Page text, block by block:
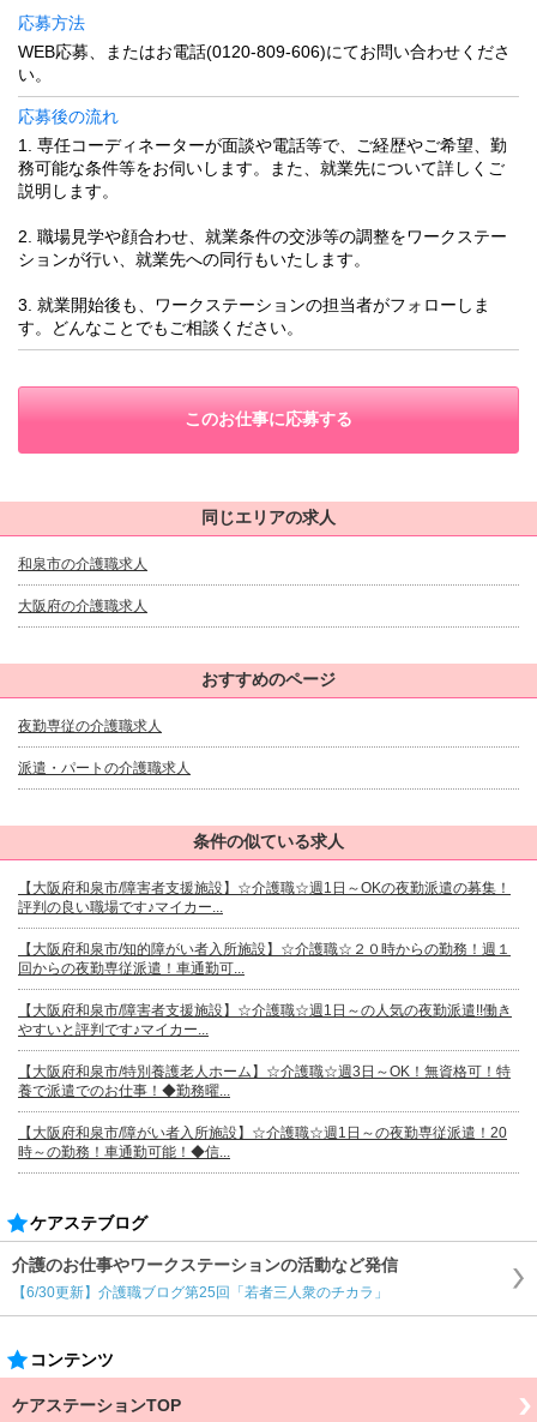
応募方法
WEB応募、またはお電話(0120-809-606)にてお問い合わせくださ
い。
応募後の流れ
1. 専任コーディネーターが面談や電話等で、ご経歴やご希望、勤
務可能な条件等をお伺いします。また、就業先について詳しくご
説明します。
2. 職場見学や顔合わせ、就業条件の交渉等の調整をワークステー
ションが行い、就業先への同行もいたします。
3. 就業開始後も、ワークステーションの担当者がフォローしま
す。どんなことでもご相談ください。
このお仕事に応募する
同じエリアの求人
和泉市の介護職求人
大阪府の介護職求人
おすすめのページ
夜勤専従の介護職求人
派遣・パートの介護職求人
条件の似ている求人
【大阪府和泉市/障害者支援施設】☆介護職☆週1日～OKの夜勤派遣の募集！
評判の良い職場です♪マイカー...
【大阪府和泉市/知的障がい者入所施設】☆介護職☆２０時からの勤務！週１
回からの夜勤専従派遣！車通勤可...
【大阪府和泉市/障害者支援施設】☆介護職☆週1日～の人気の夜勤派遣!!働き
やすいと評判です♪マイカー...
【大阪府和泉市/特別養護老人ホーム】☆介護職☆週3日～OK！無資格可！特
養で派遣でのお仕事！◆勤務曜...
【大阪府和泉市/障がい者入所施設】☆介護職☆週1日～の夜勤専従派遣！20
時～の勤務！車通勤可能！◆信...
ケアステブログ
介護のお仕事やワークステーションの活動など発信
【6/30更新】介護職ブログ第25回「若者三人衆のチカラ」
コンテンツ
ケアステーションTOP